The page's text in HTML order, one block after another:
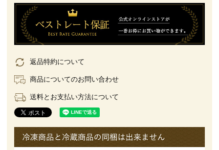
返品特約について
商品についてのお問い合わせ
送料とお支払い方法について